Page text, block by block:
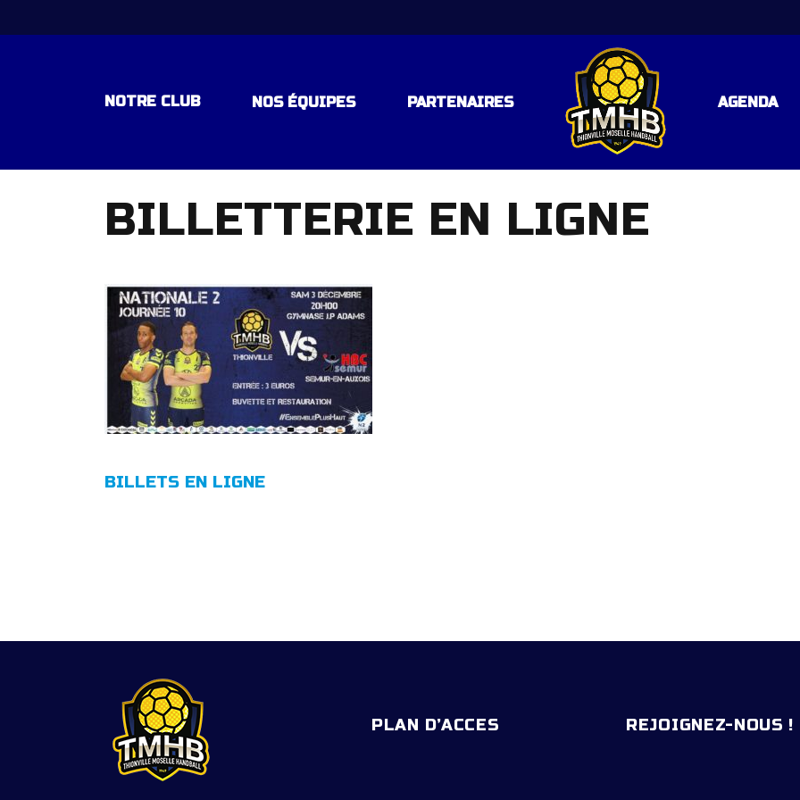
NOTRE CLUB NOS ÉQUIPES
EQUIPE 1 – NATIONALE 1 – POULE 3
EQUIPE -18 ANS ELITE RÉGIONAL
EQUIPE -15 ANS ELITE REGIONAL
EQUIPE – 15 ANS DEPARTEMENTAL (C57)
EQUIPE -13 ANS (2) DEPARTEMENTAL (C57)
PARTENAIRES AGENDA
BILLETTERIE EN LIGNE
BILLETS EN LIGNE
PLAN D’ACCES REJOIGNEZ-NOUS !